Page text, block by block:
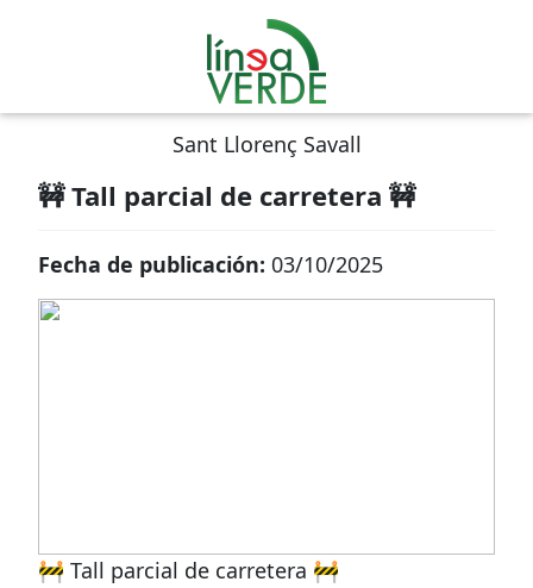
Sant Llorenç Savall
🚧 Tall parcial de carretera 🚧
Fecha de publicación: 03/10/2025
🚧 Tall parcial de carretera 🚧